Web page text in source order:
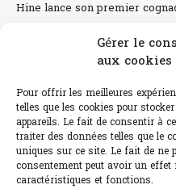
Gérer le
aux cookies
Pour offrir les meilleures
telles que les cookies pour
appareils. Le fait de consentir à
traiter des données telles que le
uniques sur ce site. Le fait de ne
consentement peut avoir un
caractéristiques et fonctions.
Hine lance son premier
Canicule : A quand le CHR à «
Sélection de rosés 2026
L'abus d'alcool est